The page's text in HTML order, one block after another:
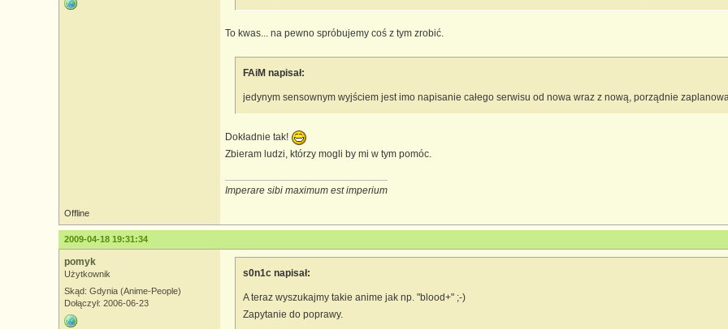
To kwas... na pewno spróbujemy coś z tym zrobić.
FAiM napisał:
jedynym sensownym wyjściem jest imo napisanie całego serwisu od nowa wraz z nową, porządnie
Dokładnie tak!
Zbieram ludzi, którzy mogli by mi w tym pomóc.
Imperare sibi maximum est imperium
Offline
2009-04-18 19:31:34
pomyk
Użytkownik
Skąd: Gdynia (Anime-People)
Dołączył: 2006-06-23
s0n1c napisał:
A teraz wyszukajmy takie anime jak np. "blood+" ;-)
Zapytanie do poprawy.